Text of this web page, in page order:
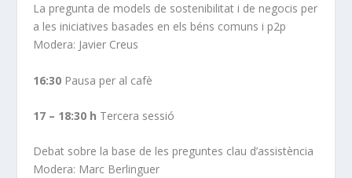
La pregunta de models de sostenibilitat i de negocis per
a les iniciatives basades en els béns comuns i p2p
Modera: Javier Creus
16:30 Pausa per al cafè
17 – 18:30 h Tercera sessió
Debat sobre la base de les preguntes clau d’assistència
Modera: Marc Berlinguer